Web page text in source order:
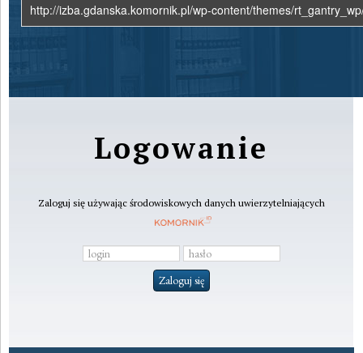
Logowanie
Zaloguj się używając środowiskowych danych uwierzytelniających